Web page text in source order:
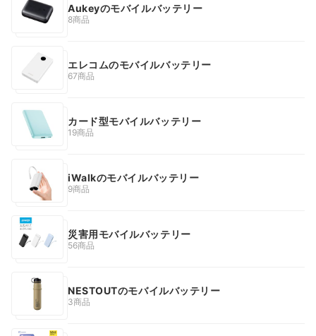
Aukeyのモバイルバッテリー
8商品
エレコムのモバイルバッテリー
67商品
カード型モバイルバッテリー
19商品
iWalkのモバイルバッテリー
9商品
災害用モバイルバッテリー
56商品
NESTOUTのモバイルバッテリー
3商品